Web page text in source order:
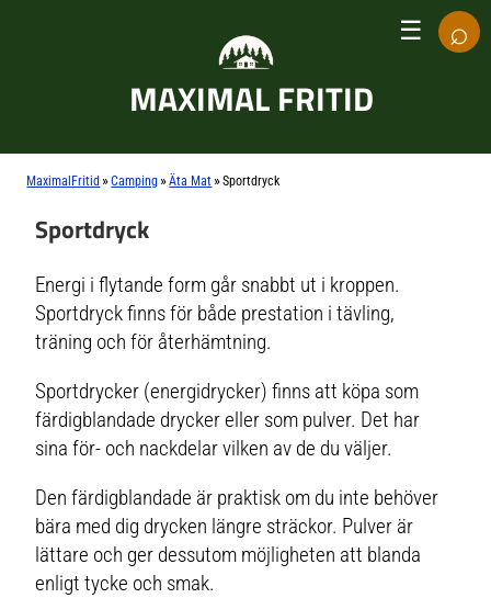
MAXIMAL FRITID
☰ ⌕
MaximalFritid »Camping »Äta Mat »Sportdryck
Sportdryck
Energi i flytande form går snabbt ut i kroppen.
Sportdryck finns för både prestation i tävling,
träning och för återhämtning.
Sportdrycker (energidrycker) finns att köpa som
färdigblandade drycker eller som pulver. Det har
sina för- och nackdelar vilken av de du väljer.
Den färdigblandade är praktisk om du inte behöver
bära med dig drycken längre sträckor. Pulver är
lättare och ger dessutom möjligheten att blanda
enligt tycke och smak.